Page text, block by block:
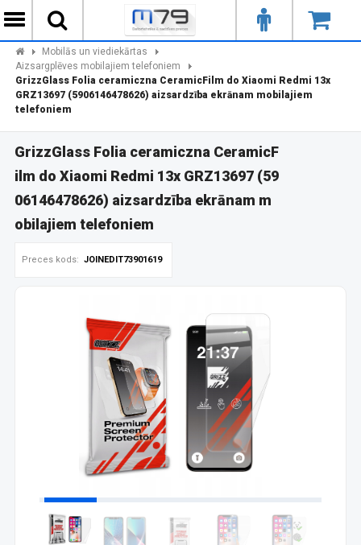
Mobilās un viediekārtas
Aizsargplēves mobilajiem telefoniem
GrizzGlass Folia ceramiczna CeramicFilm do Xiaomi Redmi 13x
GRZ13697 (5906146478626) aizsardzība ekrānam mobilajiem
telefoniem
GrizzGlass Folia ceramiczna CeramicF
ilm do Xiaomi Redmi 13x GRZ13697 (59
06146478626) aizsardzība ekrānam m
obilajiem telefoniem
Preces kods: JOINEDIT73901619